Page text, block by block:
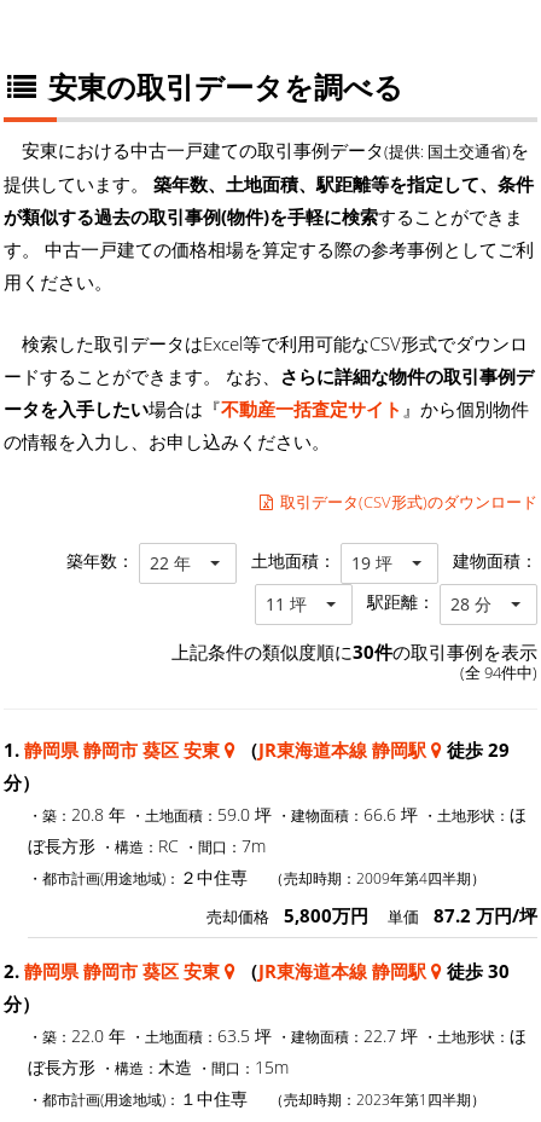
安東の取引データを調べる
安東における中古一戸建ての取引事例データ(提供: 国土交通省)を
提供しています。 築年数、土地面積、駅距離等を指定して、条件
が類似する過去の取引事例(物件)を手軽に検索することができま
す。 中古一戸建ての価格相場を算定する際の参考事例としてご利
用ください。
検索した取引データはExcel等で利用可能なCSV形式でダウンロ
ードすることができます。 なお、 さらに詳細な物件の取引事例デ
ータを入手したい場合は『不動産一括査定サイト 』から個別物件
の情報を入力し、お申し込みください。
取引データ(CSV形式)のダウンロード
築年数： 22 年 土地面積： 19 坪 建物面積：
11 坪 駅距離： 28 分
上記条件の類似度順に30件の取引事例を表示
(全 94件中)
1. 静岡県 静岡市 葵区 安東 （JR東海道本線 静岡駅
徒歩 29
分）
・築： 20.8 年 ・土地面積： 59.0 坪 ・建物面積： 66.6 坪 ・土地形状： ほ
ぼ長方形 ・構造： RC ・間口： 7m
・都市計画(用途地域)： ２中住専 （売却時期：2009年第4四半期）
売却価格 5,800万円 単価 87.2 万円/坪
2. 静岡県 静岡市 葵区 安東 （JR東海道本線 静岡駅
徒歩 30
分）
・築： 22.0 年 ・土地面積： 63.5 坪 ・建物面積： 22.7 坪 ・土地形状： ほ
ぼ長方形 ・構造： 木造 ・間口： 15m
・都市計画(用途地域)： １中住専 （売却時期：2023年第1四半期）